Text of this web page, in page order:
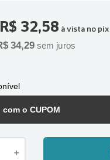
32,58 à vista no pix
34,29 sem juros
com o CUPOM
＋